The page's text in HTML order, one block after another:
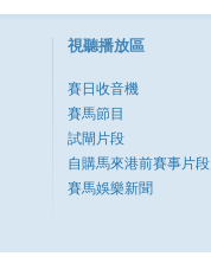
視聽播放區
賽日收音機
賽馬節目
試閘片段
自購馬來港前賽事片段
賽馬娛樂新聞